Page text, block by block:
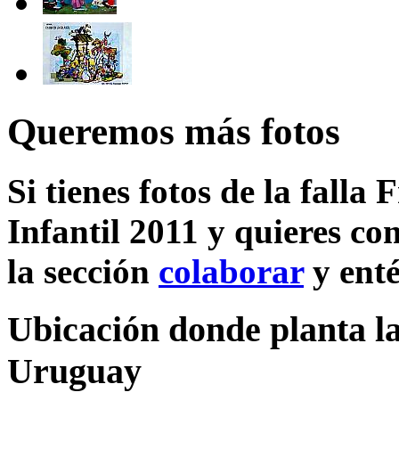
Queremos más fotos
Si tienes fotos de la falla
Infantil 2011 y quieres
la sección colaborary
Ubicación donde planta
Uruguay